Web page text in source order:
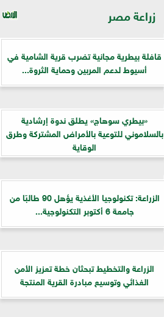
زراعة مصر
قافلة بيطرية مجانية تضرب قرية الشامية في
أسيوط لدعم المربين وحماية الثروة...
«بيطري سوهاج» يطلق ندوة إرشادية
بالسلاموني للتوعية بالأمراض المشتركة وطرق
الوقاية
الزراعة: تكنولوجيا الأغذية يؤهل 90 طالبًا من
جامعة 6 أكتوبر التكنولوجية...
الزراعة والتخطيط تبحثان خطة تعزيز الأمن
الغذائي وتوسيع مبادرة القرية المنتجة